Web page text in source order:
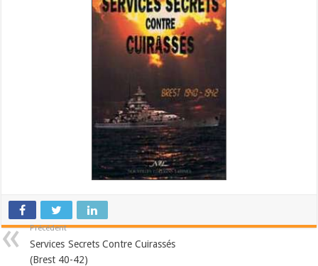
Précédent
Services Secrets Contre Cuirassés
(Brest 40-42)